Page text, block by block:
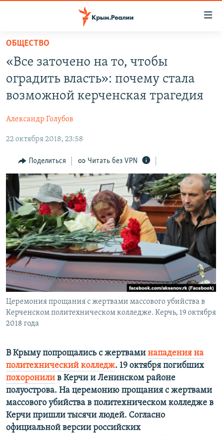
Вернуться
основному
содержанию
Вернутся
главной
навигации
Вернутся
поиску
11 ЛЕТ ОККУПАЦИИ КРЫМА. 11 ИСТОРИЙ СОПРОТИВЛЕНИЯ
ВОДА
ЕЩЕ
ИНТЕРАКТИВ
ИНФОГРАФИКА
ТЕЛЕПРОЕКТ КРЫМ.РЕАЛИИ
СОВЕТЫ ПРАВОЗАЩИТНИКОВ
ПРОПАВШИЕ БЕЗ ВЕСТИ
ПОБЕДИТЕЛЕЙ НЕ СУДЯТ?
КРЫМ.НЕПОКОРЕННЫЙ
ELIFBE
УКРАИНСКАЯ ПРОБЛЕМА КРЫМА
РАДІО СВОБОДА
КАК ОБОЙТИ БЛОКИРОВКУ
Українською
Qırımtatar
ПРИСОЕДИНЯЙТЕСЬ!
Все сайты RFE/RL
ОБЩЕСТВО
«Все заточено на то, чтобы
оградить власть»: почему стала
возможной керченская трагедия
Александр Голубов
22 октября 2018, 23:58
Поделиться Читать без VPN
Церемония прощания с жертвами массового убийства в
Керченском политехническом колледже. Керчь, 19 октября
2018 года
В Крыму попрощались с жертвами нападения на
политехнический колледж. 19 октября погибших
похоронили в Керчи и Ленинском районе
полуострова. На церемонию прощания с жертвами
массового убийства в политехническом колледже в
Керчи пришли тысячи людей. Согласно
официальной версии российских